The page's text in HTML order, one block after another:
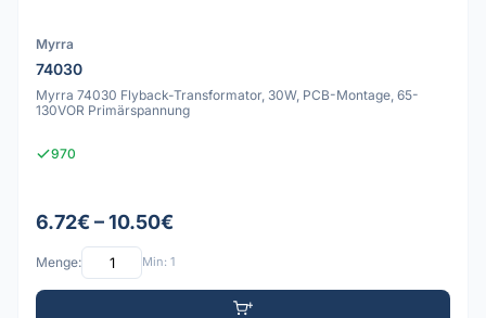
Myrra
74030
Myrra 74030 Flyback-Transformator, 30W, PCB-Montage, 65-
130VOR Primärspannung
970
6.72€ – 10.50€
Menge: Min: 1